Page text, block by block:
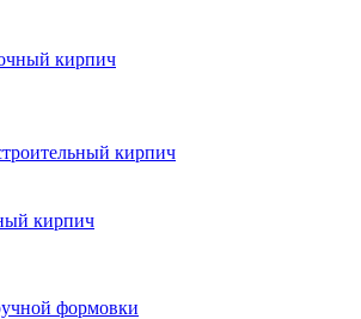
кирпич
кирпич
кирпич
формовки